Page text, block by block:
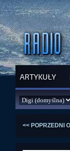
ARTYKUŁY
<< POPRZEDNI